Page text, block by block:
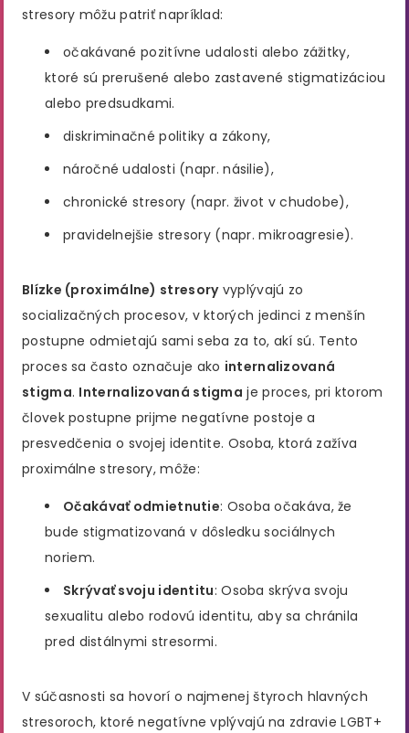
stresory môžu patriť napríklad:
očakávané pozitívne udalosti alebo zážitky,
ktoré sú prerušené alebo zastavené stigmatizáciou
alebo predsudkami.
diskriminačné politiky a zákony,
náročné udalosti (napr. násilie),
chronické stresory (napr. život v chudobe),
pravidelnejšie stresory (napr. mikroagresie).
Blízke (proximálne) stresoryvyplývajú zo
socializačných procesov, v ktorých jedinci z menšín
postupne odmietajú sami seba za to, akí sú. Tento
proces sa často označuje ako internalizovaná
stigma. Internalizovaná stigma je proces, pri ktorom
človek postupne prijme negatívne postoje a
presvedčenia o svojej identite. Osoba, ktorá zažíva
proximálne stresory, môže:
Očakávať odmietnutie: Osoba očakáva, že
bude stigmatizovaná v dôsledku sociálnych
noriem.
Skrývať svoju identitu: Osoba skrýva svoju
sexualitu alebo rodovú identitu, aby sa chránila
pred distálnymi stresormi.
V súčasnosti sa hovorí o najmenej štyroch hlavných
stresoroch, ktoré negatívne vplývajú na zdravie LGBT+